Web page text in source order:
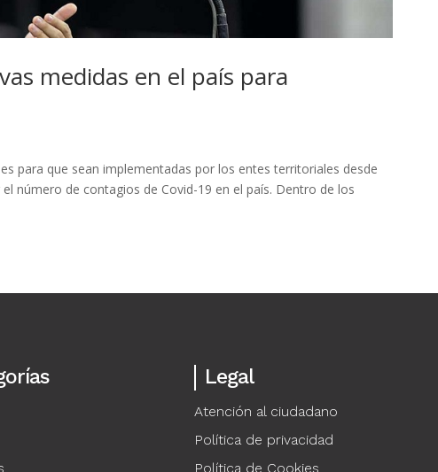
medidas en el país para
para que sean implementadas por los entes territoriales desde
número de contagios de Covid-19 en el país. Dentro de los
Legal
Atención al ciudadano
Política de privacidad
Política de Cookies